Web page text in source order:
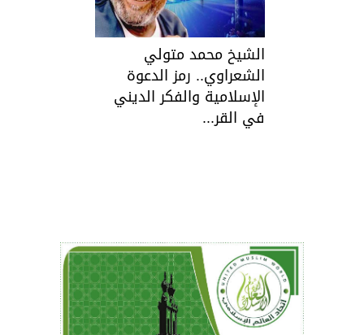
الشيخ محمد متولي
الشعراوي.. رمز الدعوة
الإسلامية والفكر الديني
في القر...